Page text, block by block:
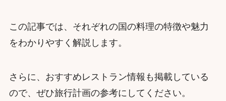
この記事では、それぞれの国の料理の特徴や魅力
をわかりやすく解説します。
さらに、おすすめレストラン情報も掲載している
ので、ぜひ旅行計画の参考にしてください。